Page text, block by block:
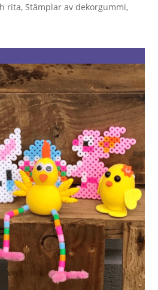
rita,Stämplar av dekorgummi,